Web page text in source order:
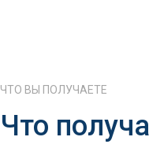
ЧТО ВЫ ПОЛУЧАЕТЕ
Что